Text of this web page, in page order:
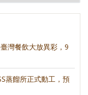
灣餐飲大放異彩，9
蒸餾所正式動工，預